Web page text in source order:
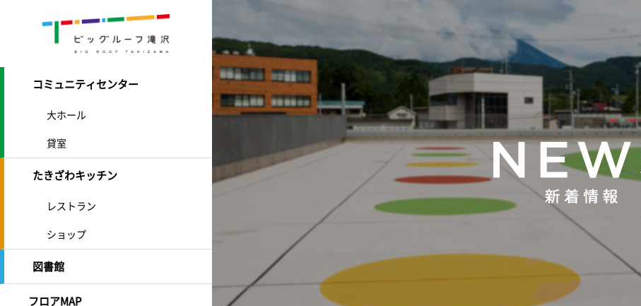
コミュニティセンター
大ホール
貸室
たきざわキッチン
レストラン
ショップ
図書館
フロアMAP